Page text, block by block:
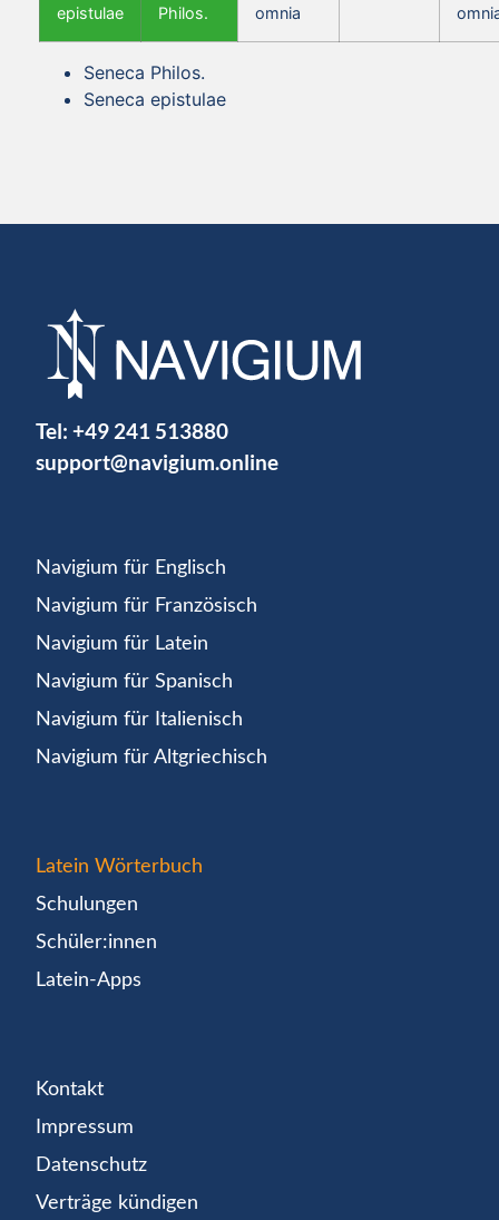
epistulae
Philos.
omnia
Seneca Philos.
Seneca epistulae
Tel: +49 241 513880
support@navigium.online
Navigium für Englisch
Navigium für Französisch
Navigium für Latein
Navigium für Spanisch
Navigium für Italienisch
Navigium für Altgriechisch
Latein Wörterbuch
Schulungen
Schüler:innen
Latein-Apps
Kontakt
Impressum
Datenschutz
Verträge kündigen